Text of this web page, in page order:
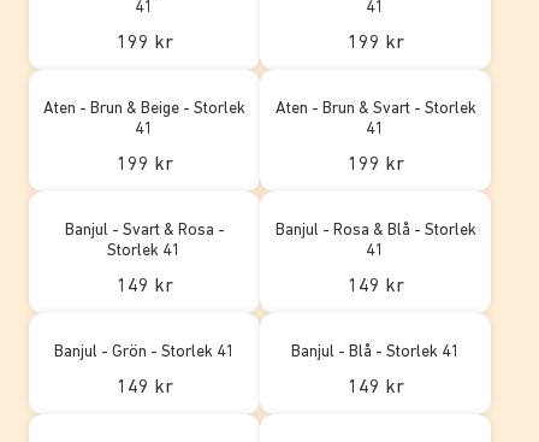
41
199 kr
41
199 kr
Aten - Brun & Beige - Storlek
41
199 kr
Aten - Brun & Svart - Storlek
41
199 kr
Banjul - Svart & Rosa -
Storlek 41
149 kr
Banjul - Rosa & Blå - Storlek
41
149 kr
Banjul - Grön - Storlek 41
149 kr
Banjul - Blå - Storlek 41
149 kr